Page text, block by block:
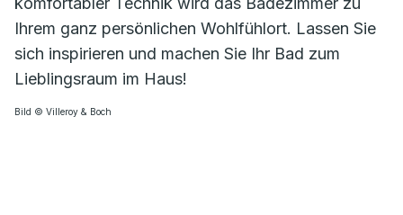
Ihrem ganz persönlichen Wohlfühlort. Lassen Sie
sich inspirieren und machen Sie Ihr Bad zum
Lieblingsraum im Haus!
Bild © Villeroy & Boch